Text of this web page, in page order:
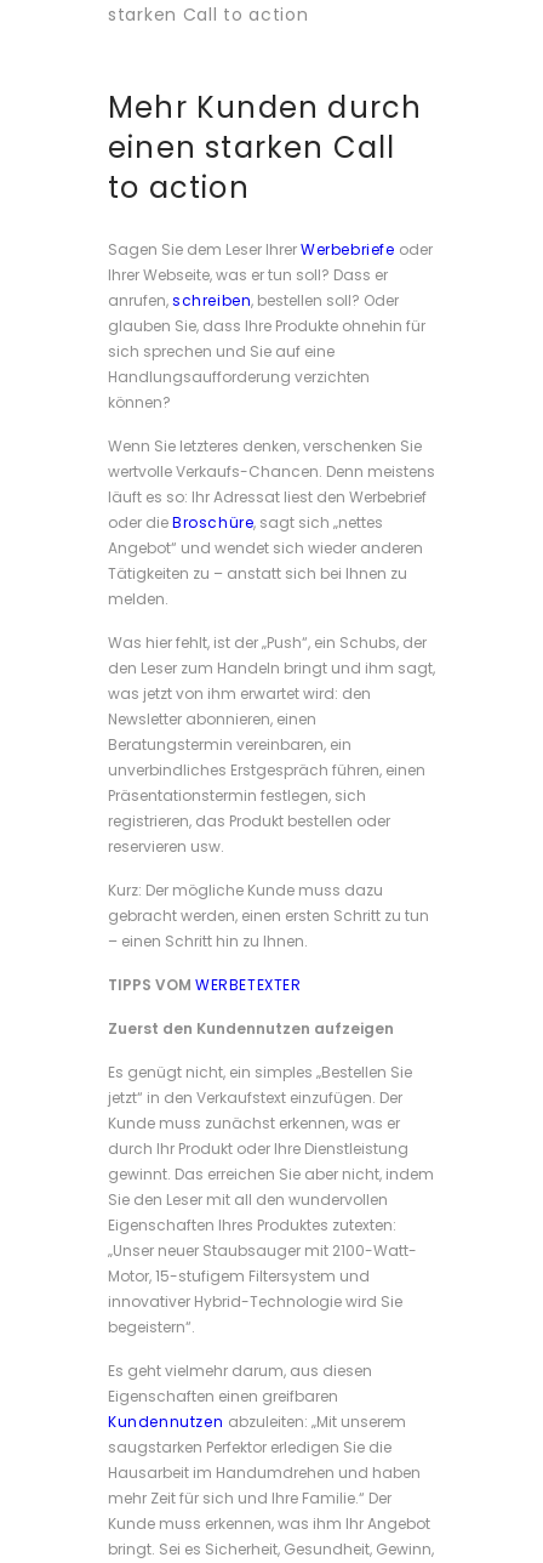
Mehr Kunden durch
einen starken Call
to action
Sagen Sie dem Leser IhrerWerbebriefe oder
Ihrer Webseite, was er tun soll? Dass er
anrufen,schreiben, bestellen soll? Oder
glauben Sie, dass Ihre Produkte ohnehin für
sich sprechen und Sie auf eine
Handlungsaufforderung verzichten
können?
Wenn Sie letzteres denken, verschenken Sie
wertvolle Verkaufs-Chancen. Denn meistens
läuft es so: Ihr Adressat liest den Werbebrief
oder dieBroschüre, sagt sich „nettes
Angebot“ und wendet sich wieder anderen
Tätigkeiten zu – anstatt sich bei Ihnen zu
melden.
Was hier fehlt, ist der „Push“, ein Schubs, der
den Leser zum Handeln bringt und ihm sagt,
was jetzt von ihm erwartet wird: den
Newsletter abonnieren, einen
Beratungstermin vereinbaren, ein
unverbindliches Erstgespräch führen, einen
Präsentationstermin festlegen, sich
registrieren, das Produkt bestellen oder
reservieren usw.
Kurz: Der mögliche Kunde muss dazu
gebracht werden, einen ersten Schritt zu tun
– einen Schritt hin zu Ihnen.
TIPPS VOM WERBETEXTER
Zuerst den Kundennutzen aufzeigen
Es genügt nicht, ein simples „Bestellen Sie
jetzt“ in den Verkaufstext einzufügen. Der
Kunde muss zunächst erkennen, was er
durch Ihr Produkt oder Ihre Dienstleistung
gewinnt. Das erreichen Sie aber nicht, indem
Sie den Leser mit all den wundervollen
Eigenschaften Ihres Produktes zutexten:
„Unser neuer Staubsauger mit 2100-Watt-
Motor, 15-stufigem Filtersystem und
innovativer Hybrid-Technologie wird Sie
begeistern“.
Es geht vielmehr darum, aus diesen
Eigenschaften einen greifbaren
Kundennutzen abzuleiten: „Mit unserem
saugstarken Perfektor erledigen Sie die
Hausarbeit im Handumdrehen und haben
mehr Zeit für sich und Ihre Familie.“ Der
Kunde muss erkennen, was ihm Ihr Angebot
bringt. Sei es Sicherheit, Gesundheit, Gewinn,